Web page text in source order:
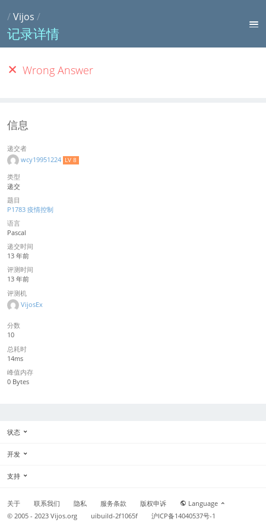
/Vijos /
记录详情
Wrong Answer
信息
递交者
wcy19951224 LV 8
类型
递交
题目
P1783 疫情控制
语言
Pascal
递交时间
13 年前
评测时间
13 年前
评测机
VijosEx
分数
10
总耗时
14ms
峰值内存
0 Bytes
状态
开发
支持
关于 联系我们 隐私 服务条款 版权申诉
Language
© 2005 - 2023Vijos.org uibuild-2f1065f 沪ICP备14040537号-1